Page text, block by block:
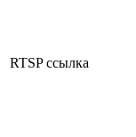
RTSP ссылка